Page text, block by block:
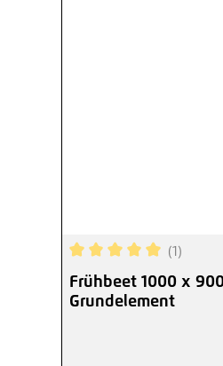
Durchschnittliche
(1)
Frühbeet 1000 x
Grundelement